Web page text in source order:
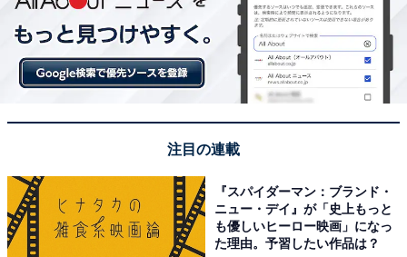
注目の連載
『スパイダーマン：ブランド・
ニュー・デイ』が「史上もっと
も優しいヒーロー映画」になっ
た理由。予習したい作品は？